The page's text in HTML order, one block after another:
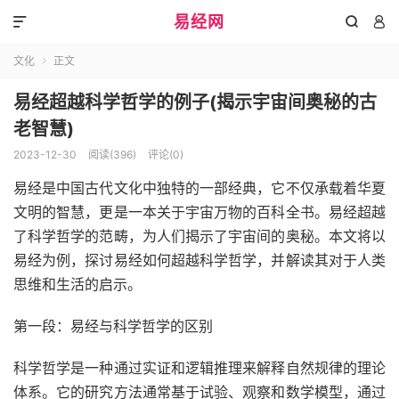
易经网  

文化  正文
易经超越科学哲学的例子(揭示宇宙间奥秘的古
老智慧)
2023-12-30 阅读(396) 评论(0)
易经是中国古代文化中独特的一部经典，它不仅承载着华夏
文明的智慧，更是一本关于宇宙万物的百科全书。易经超越
了科学哲学的范畴，为人们揭示了宇宙间的奥秘。本文将以
易经为例，探讨易经如何超越科学哲学，并解读其对于人类
思维和生活的启示。
第一段：易经与科学哲学的区别
科学哲学是一种通过实证和逻辑推理来解释自然规律的理论
体系。它的研究方法通常基于试验、观察和数学模型，通过